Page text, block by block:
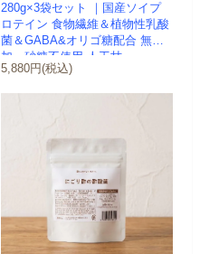
280g×3袋セット ｜国産ソイプ
ロテイン 食物繊維＆植物性乳酸
菌＆GABA&オリゴ糖配合 無添
加・砂糖不使用 人工甘...
5,880円(税込)